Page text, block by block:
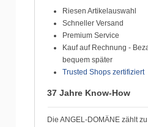
Riesen Artikelauswahl
Schneller Versand
Premium Service
Kauf auf Rechnung -
bequem später
Trusted Shops zertifiziert
37 Jahre Know-How
Die ANGEL-DOMÄNE zählt